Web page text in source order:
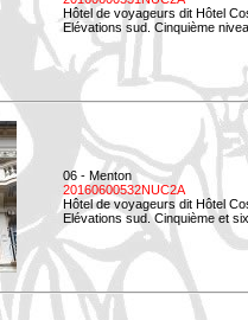
Hôtel de voyageurs dit Hôtel
Elévations sud. Cinquième
06 - Menton
20160600532NUC2A
Hôtel de voyageurs dit Hôtel
Elévations sud. Cinquième et